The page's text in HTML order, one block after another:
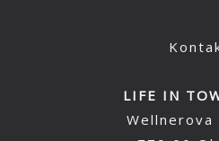
LIFE IN
Wellnerova